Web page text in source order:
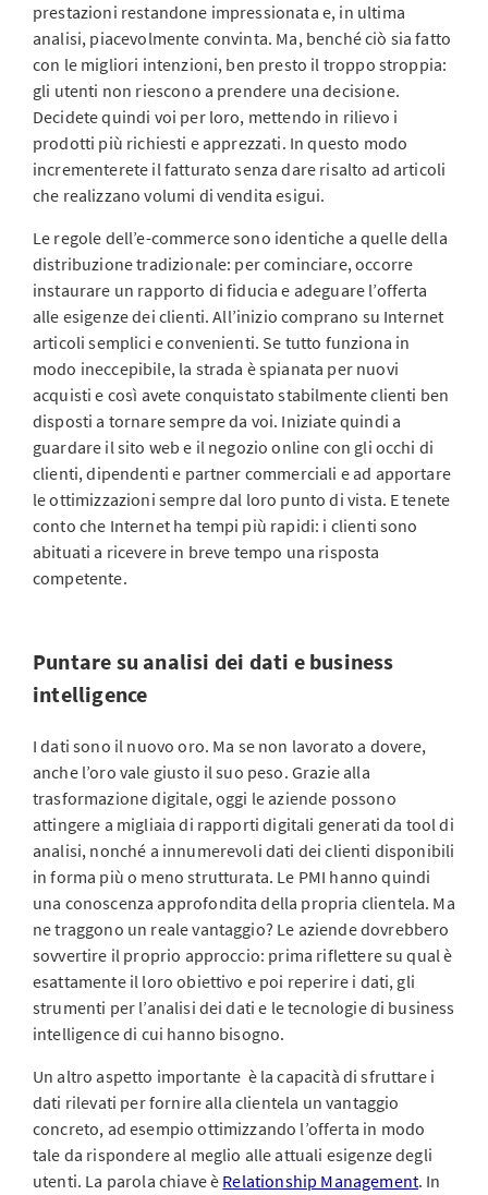
prestazioni restandone impressionata e, in ultima
analisi, piacevolmente convinta. Ma, benché ciò sia fatto
con le migliori intenzioni, ben presto il troppo stroppia:
gli utenti non riescono a prendere una decisione.
Decidete quindi voi per loro, mettendo in rilievo i
prodotti più richiesti e apprezzati. In questo modo
incrementerete il fatturato senza dare risalto ad articoli
che realizzano volumi di vendita esigui.
Le regole dell’e-commerce sono identiche a quelle della
distribuzione tradizionale: per cominciare, occorre
instaurare un rapporto di fiducia e adeguare l’offerta
alle esigenze dei clienti. All’inizio comprano su Internet
articoli semplici e convenienti. Se tutto funziona in
modo ineccepibile, la strada è spianata per nuovi
acquisti e così avete conquistato stabilmente clienti ben
disposti a tornare sempre da voi. Iniziate quindi a
guardare il sito web e il negozio online con gli occhi di
clienti, dipendenti e partner commerciali e ad apportare
le ottimizzazioni sempre dal loro punto di vista. E tenete
conto che Internet ha tempi più rapidi: i clienti sono
abituati a ricevere in breve tempo una risposta
competente.
Puntare su analisi dei dati e business
intelligence
I dati sono il nuovo oro. Ma se non lavorato a dovere,
anche l’oro vale giusto il suo peso. Grazie alla
trasformazione digitale, oggi le aziende possono
attingere a migliaia di rapporti digitali generati da tool di
analisi, nonché a innumerevoli dati dei clienti disponibili
in forma più o meno strutturata. Le PMI hanno quindi
una conoscenza approfondita della propria clientela. Ma
ne traggono un reale vantaggio? Le aziende dovrebbero
sovvertire il proprio approccio: prima riflettere su qual è
esattamente il loro obiettivo e poi reperire i dati, gli
strumenti per l’analisi dei dati e le tecnologie di business
intelligence di cui hanno bisogno.
Un altro aspetto importante è la capacità di sfruttare i
dati rilevati per fornire alla clientela un vantaggio
concreto, ad esempio ottimizzando l’offerta in modo
tale da rispondere al meglio alle attuali esigenze degli
utenti. La parola chiave è Relationship Management. In